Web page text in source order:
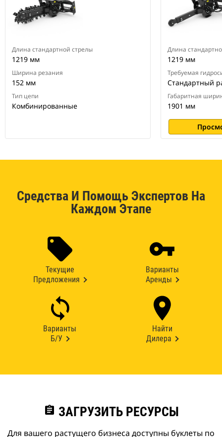
Длина стандартной стрелы
1219 мм
Ширина резания
152 мм
Тип цепи
Комбинированные
Длина
1219 мм
Требуемая
Стандартный
Габаритная
1901 мм
Средства И Помощь Экспертов На
Каждом Этапе
Текущие
Предложения
Варианты
Аренды
Варианты
Б/У
Найти
Дилера
assignment ЗАГРУЗИТЬ РЕСУРСЫ
Для вашего растущего бизнеса доступны буклеты по